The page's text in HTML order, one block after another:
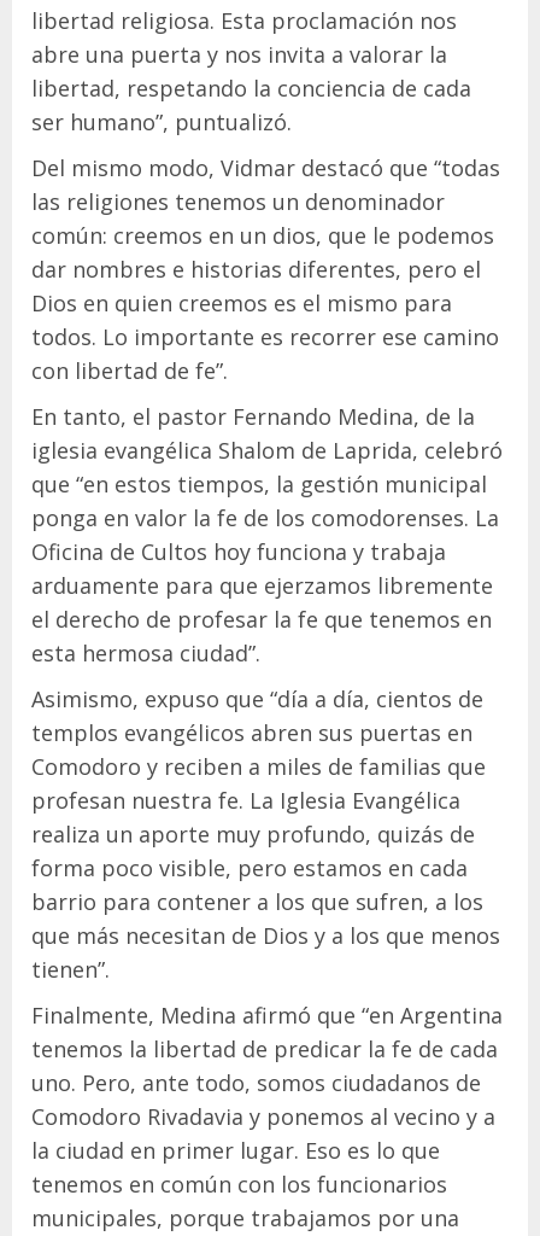
libertad religiosa. Esta proclamación nos
abre una puerta y nos invita a valorar la
libertad, respetando la conciencia de cada
ser humano”, puntualizó.
Del mismo modo, Vidmar destacó que “todas
las religiones tenemos un denominador
común: creemos en un dios, que le podemos
dar nombres e historias diferentes, pero el
Dios en quien creemos es el mismo para
todos. Lo importante es recorrer ese camino
con libertad de fe”.
En tanto, el pastor Fernando Medina, de la
iglesia evangélica Shalom de Laprida, celebró
que “en estos tiempos, la gestión municipal
ponga en valor la fe de los comodorenses. La
Oficina de Cultos hoy funciona y trabaja
arduamente para que ejerzamos libremente
el derecho de profesar la fe que tenemos en
esta hermosa ciudad”.
Asimismo, expuso que “día a día, cientos de
templos evangélicos abren sus puertas en
Comodoro y reciben a miles de familias que
profesan nuestra fe. La Iglesia Evangélica
realiza un aporte muy profundo, quizás de
forma poco visible, pero estamos en cada
barrio para contener a los que sufren, a los
que más necesitan de Dios y a los que menos
tienen”.
Finalmente, Medina afirmó que “en Argentina
tenemos la libertad de predicar la fe de cada
uno. Pero, ante todo, somos ciudadanos de
Comodoro Rivadavia y ponemos al vecino y a
la ciudad en primer lugar. Eso es lo que
tenemos en común con los funcionarios
municipales, porque trabajamos por una